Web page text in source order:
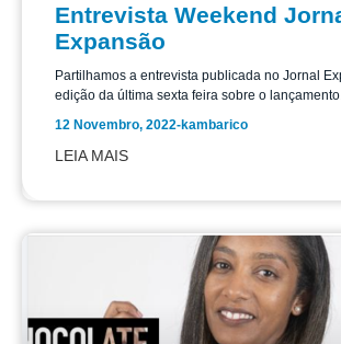
Entrevista Weekend
Expansão
Partilhamos a entrevista publicada no Jornal
edição da última sexta feira sobre o lançamento...
12 Novembro, 2022-kambarico
LEIA MAIS